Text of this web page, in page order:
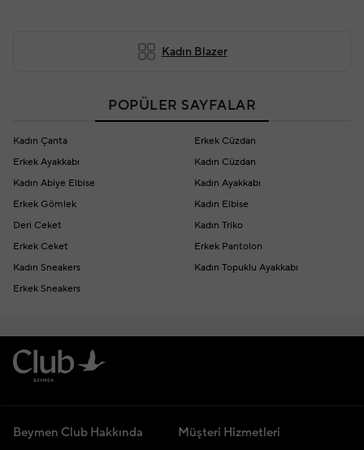
Kadın Blazer
POPÜLER SAYFALAR
Kadın Çanta
Erkek Cüzdan
Erkek Ayakkabı
Kadın Cüzdan
Kadın Abiye Elbise
Kadın Ayakkabı
Erkek Gömlek
Kadın Elbise
Deri Ceket
Kadın Triko
Erkek Ceket
Erkek Pantolon
Kadın Sneakers
Kadın Topuklu Ayakkabı
Erkek Sneakers
Beymen Club Hakkında Müşteri Hizmetleri